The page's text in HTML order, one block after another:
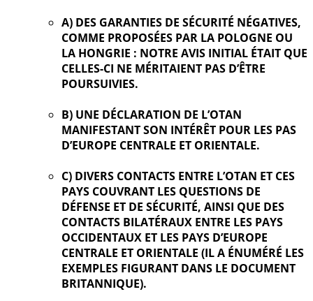
A) DES GARANTIES DE SÉCURITÉ NÉGATIVES,
COMME PROPOSÉES PAR LA POLOGNE OU
LA HONGRIE : NOTRE AVIS INITIAL ÉTAIT QUE
CELLES-CI NE MÉRITAIENT PAS D’ÊTRE
POURSUIVIES.
B) UNE DÉCLARATION DE L’OTAN
MANIFESTANT SON INTÉRÊT POUR LES PAS
D’EUROPE CENTRALE ET ORIENTALE.
C) DIVERS CONTACTS ENTRE L’OTAN ET CES
PAYS COUVRANT LES QUESTIONS DE
DÉFENSE ET DE SÉCURITÉ, AINSI QUE DES
CONTACTS BILATÉRAUX ENTRE LES PAYS
OCCIDENTAUX ET LES PAYS D’EUROPE
CENTRALE ET ORIENTALE (IL A ÉNUMÉRÉ LES
EXEMPLES FIGURANT DANS LE DOCUMENT
BRITANNIQUE).